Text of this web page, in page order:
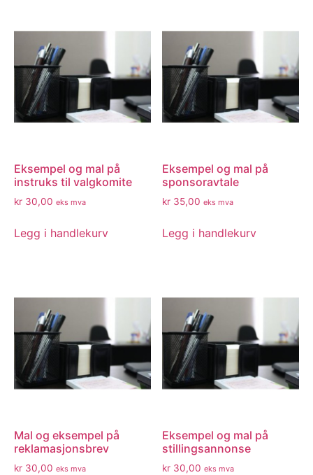
Eksempel og mal på
instruks til valgkomite
kr 30,00 eks mva
Legg i handlekurv
Eksempel og mal på
sponsoravtale
kr 35,00 eks mva
Legg i handlekurv
Mal og eksempel på
reklamasjonsbrev
kr 30,00 eks mva
Eksempel og mal på
stillingsannonse
kr 30,00 eks mva